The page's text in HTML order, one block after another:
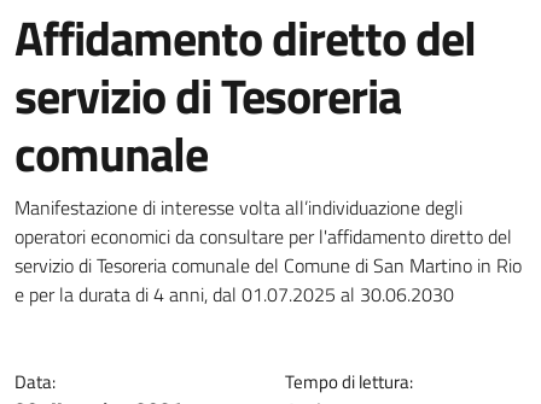
Affidamento diretto del
servizio di Tesoreria
comunale
Dettagli della notizia
Manifestazione di interesse volta all’individuazione degli
operatori economici da consultare per l'affidamento diretto del
servizio di Tesoreria comunale del Comune di San Martino in Rio
e per la durata di 4 anni, dal 01.07.2025 al 30.06.2030
Data: Tempo di lettura: